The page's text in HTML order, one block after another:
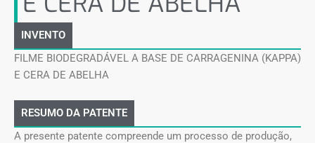
INVENTO
FILME BIODEGRADÁVEL A BASE DE CARRAGENINA (KAPPA)
E CERA DE ABELHA
RESUMO DA PATENTE
A presente patente compreende um processo de produção,